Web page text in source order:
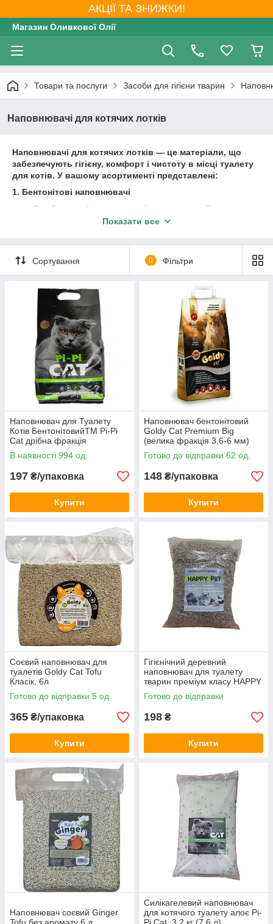
АКЦІЇ ТА ЗНИЖКИ!
Магазин Оливкової Олії
Товари та послуги Засоби для гігієни тварин
Наповнювачі для котячих лотків
Наповнювачі для котячих лотків — це матеріали, що
забезпечують гігієну, комфорт і чистоту в місці туалету
для котів. У вашому асортименті представлені:
1. Бентонітові наповнювачі
Особливості: виготовлені з натуральної глини,
яка при контакті з вологою утворює міцні
Переваги:
Ефективно поглинають вологу та запахи.
грудочок.
Підходять Наповнювачі для більшості
котів завдяки натуральному складу.
2. Деревні наповнювачі
Особливості: створені з гранульованої
деревини (переважно сосни або інших хвойних
порід).
Переваги:
Екологічність та біорозкладність.
Приємний природний аромат дерева.
Добре підходять для чутливих котів та
власників, які шукають натуральний продукт.
Загальні переваги:
Простота використання.
Ці наповнювачі забезпечують комфорт для котів і
легкість у догляді за домашнім простором.
Показати все
Сортування 0 Фільтри
Наповнювач для Туалету
Котів БентонітовийТМ Pi-Pi
Cat дрібна фракція
В наявності 994 од.
197 ₴/упаковка
Купити
Наповнювач бентонітовий
Goldy Cat Premium Big
(велика фракція 3,6-6 мм)
для котячого туалету, 5 кг
Готово до відправки 62 од.
148 ₴/упаковка
Купити
Соєвий наповнювач для
туалетів Goldy Cat Tofu
Класік, 6л
Готово до відправки 5 од.
365 ₴/упаковка
Купити
Гігієнічний деревний
наповнювач для туалету
тварин преміум класу HAPPY
PET 5 кг.
Готово до відправки
198 ₴
Купити
Наповнювач соєвий Ginger
Силікагелевий наповнювач
для котячого туалету алоє Pi-